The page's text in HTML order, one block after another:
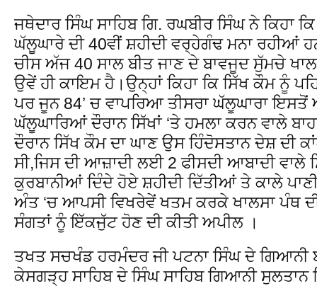
ਜਥੇਦਾਰ ਸਿੰਘ ਸਾਹਿਬ ਗਿ. ਰਘਬੀਰ ਸਿੰਘ ਨੇ ਕਿਹਾ
ਘੱਲੂਘਾਰੇ ਦੀ 40ਵੀਂ ਸ਼ਹੀਦੀ ਵਰ੍ਹੇਗੰਢ ਮਨਾ ਰਹੀਆਂ
ਚੀਸ ਅੱਜ 40 ਸਾਲ ਬੀਤ ਜਾਣ ਦੇ ਬਾਵਜੂਦ ਸੁੱਮਚੇ
ਉਵੇਂ ਹੀ ਕਾਇਮ ਹੈ।ਉਨ੍ਹਾਂ ਕਿਹਾ ਕਿ ਸਿੱਖ ਕੌਮ ਨੂੰ
ਪਰ ਜੂਨ 84’ ਚ ਵਾਪਰਿਆ ਤੀਸਰਾ ਘੱਲੂਘਾਰਾ ਇਸਤੋਂ
ਘੱਲੂਘਾਰਿਆਂ ਦੌਰਾਨ ਸਿੱਖਾਂ ‘ਤੇ ਹਮਲਾ ਕਰਨ ਵਾਲੇ
ਦੌਰਾਨ ਸਿੱਖ ਕੌਮ ਦਾ ਘਾਣ ਉਸ ਹਿੰਦੋਸਤਾਨ ਦੇਸ਼ ਦੀ
ਸੀ,ਜਿਸ ਦੀ ਆਜ਼ਾਦੀ ਲਈ 2 ਫੀਸਦੀ ਆਬਾਦੀ ਵਾਲੇ
ਕੁਰਬਾਨੀਆਂ ਦਿੰਦੇ ਹੋਏ ਸ਼ਹੀਦੀ ਦਿੱਤੀਆਂ ਤੇ ਕਾਲੇ
ਅੰਤ ‘ਚ ਆਪਸੀ ਵਿਖਰੇਵੇਂ ਖਤਮ ਕਰਕੇ ਖਾਲਸਾ ਪੰਥ
ਸੰਗਤਾਂ ਨੂੰ ਇੱਕਜੁੱਟ ਹੋਣ ਦੀ ਕੀਤੀ ਅਪੀਲ ।
ਤਖਤ ਸਚਖੰਡ ਹਰਮੰਦਰ ਜੀ ਪਟਨਾ ਸਿੰਘ ਦੇ ਗਿਆਨੀ
ਕੇਸਗੜ੍ਹ ਸਾਹਿਬ ਦੇ ਸਿੰਘ ਸਾਹਿਬ ਗਿਆਨੀ ਸੁਲਤਾਨ